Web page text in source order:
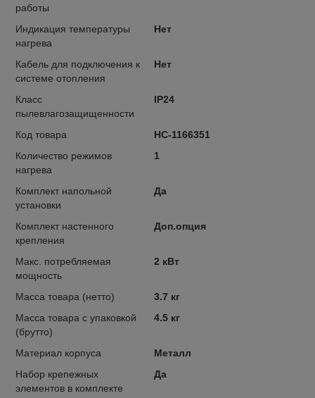
работы
Индикация температуры
нагрева
Нет
Кабель для подключения к
системе отопления
Нет
Класс
пылевлагозащищенности
IP24
Код товара
НС-1166351
Количество режимов
нагрева
1
Комплект напольной
установки
Да
Комплект настенного
крепления
Доп.опция
Макс. потребляемая
мощность
2 кВт
Масса товара (нетто)
3.7 кг
Масса товара с упаковкой
(брутто)
4.5 кг
Материал корпуса
Металл
Набор крепежных
элементов в комплекте
Да